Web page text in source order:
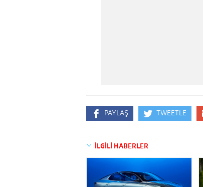
PAYLAŞ TWEETLE
İLGİLİ HABERLER